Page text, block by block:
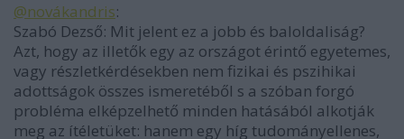
@novákandris:
Szabó Dezső: Mit jelent ez a jobb és baloldaliság?
Azt, hogy az illetők egy az országot érintő egyetemes,
vagy részletkérdésekben nem fizikai és pszihikai
adottságok összes ismeretéből s a szóban forgó
probléma elképzelhető minden hatásából alkotják
meg az ítéletüket: hanem egy híg tudományellenes,